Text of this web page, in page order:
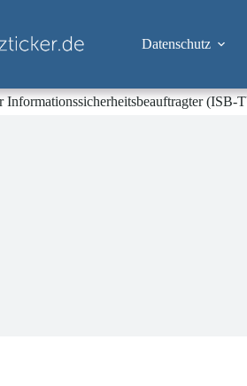
Datenschutz
Informationssicherheitsbeauftragter (ISB-